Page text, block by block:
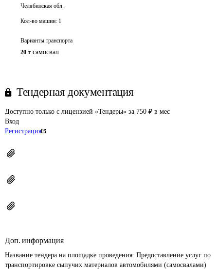
Челябинская обл.
Кол-во машин: 1
Варианты транспорта
20 т самосвал
Тендерная документация
Доступно только с лицензией «Тендеры» за 750 ₽ в мес
Вход
Регистрация
Доп. информация
Название тендера на площадке проведения: Предоставление услуг по
транспортировке сыпучих материалов автомобилями (самосвалами)